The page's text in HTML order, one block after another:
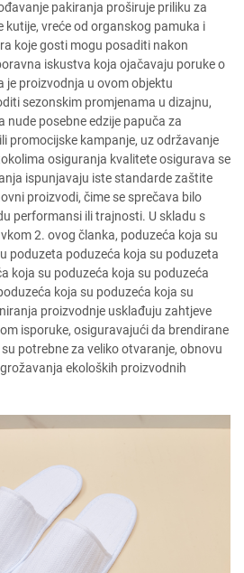
pakiranja proširuje priliku za
kutije, vreće od organskog pamuka i
koje gosti mogu posaditi nakon
iskustva koja ojačavaju poruke o
je proizvodnja u ovom objektu
sezonskim promjenama u dizajnu,
nude posebne edzije papuča za
promocijske kampanje, uz održavanje
osiguranja kvalitete osigurava se
ispunjavaju iste standarde zaštite
proizvodi, čime se sprečava bilo
performansi ili trajnosti. U skladu s
2. ovog članka, poduzeća koja su
poduzeta poduzeća koja su poduzeta
koja su poduzeća koja su poduzeća
koja su poduzeća koja su
proizvodnje usklađuju zahtjeve
isporuke, osiguravajući da brendirane
potrebne za veliko otvaranje, obnovu
ekoloških proizvodnih